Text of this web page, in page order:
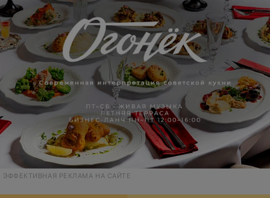
ЭФФЕКТИВНАЯ РЕКЛАМА НА САЙТЕ